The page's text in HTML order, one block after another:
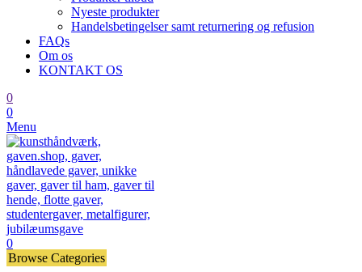
Nyeste produkter
Handelsbetingelser samt returnering og refusion
FAQs
Om os
KONTAKT OS
0
0
Menu
0
Browse Categories